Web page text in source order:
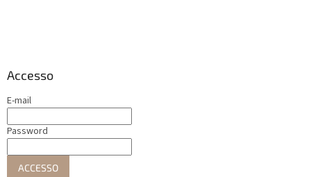
Accesso
E-mail
Password
ACCESSO